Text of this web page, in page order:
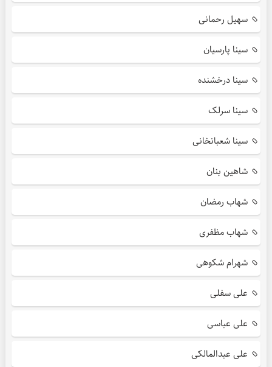
سهیل رحمانی
سینا پارسیان
سینا درخشنده
سینا سرلک
سینا شعبانخانی
شاهین بنان
شهاب رمضان
شهاب مظفری
شهرام شکوهی
علی سفلی
علی عباسی
علی عبدالمالکی